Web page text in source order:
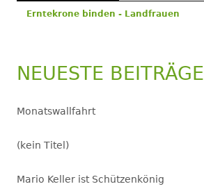
Erntekrone binden - Landfrauen
NEUESTE BEITRÄGE
Monatswallfahrt
(kein Titel)
Mario Keller ist Schützenkönig